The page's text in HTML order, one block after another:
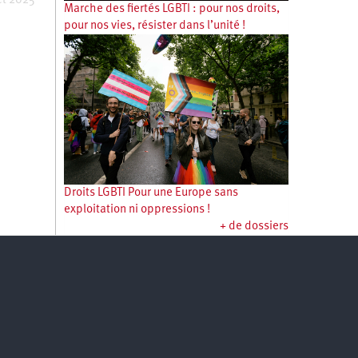
Marche des fiertés LGBTI : pour nos droits,
pour nos vies, résister dans l’unité !
Droits LGBTI Pour une Europe sans
exploitation ni oppressions !
+ de dossiers